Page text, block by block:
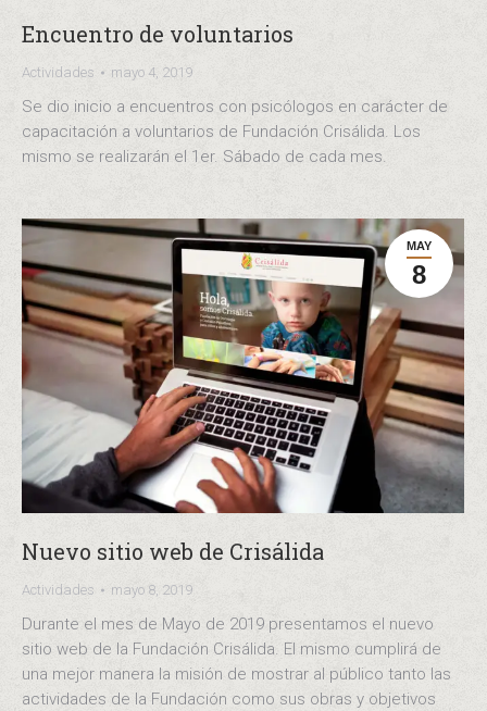
Encuentro de voluntarios
Actividades mayo 4, 2019
Se dio inicio a encuentros con psicólogos en carácter de
capacitación a voluntarios de Fundación Crisálida. Los
mismo se realizarán el 1er. Sábado de cada mes.
MAY
8
Nuevo sitio web de Crisálida
Actividades mayo 8, 2019
Durante el mes de Mayo de 2019 presentamos el nuevo
sitio web de la Fundación Crisálida. El mismo cumplirá de
una mejor manera la misión de mostrar al público tanto las
actividades de la Fundación como sus obras y objetivos